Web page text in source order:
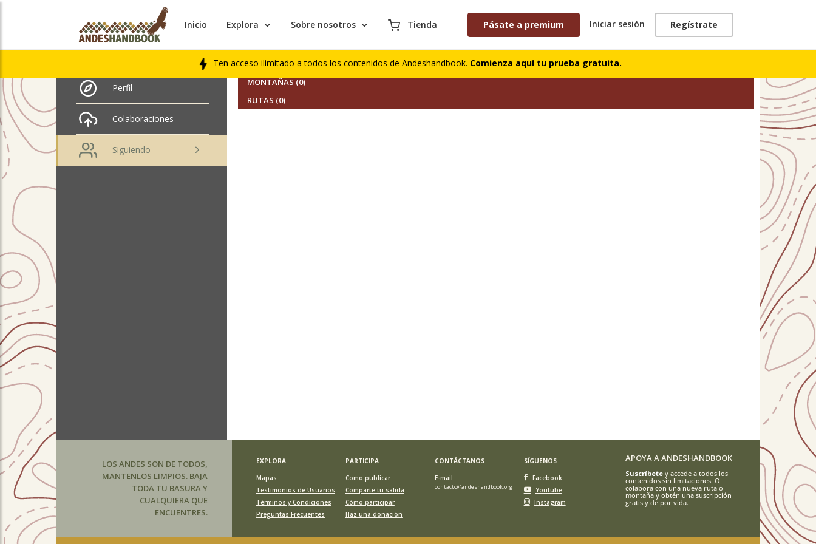
Inicio Explora Sobre nosotros Tienda Pásate a premium Iniciar sesión Regístrate
Ten acceso ilimitado a todos los contenidos de Andeshandbook. Comienza aquí tu prueba gratuita.
José Miguel Valenzuela
Rendic
Perfil
Colaboraciones
Siguiendo
AMIGOS (0)
SEGUIDORES (0)
MONTAÑAS (0)
RUTAS (0)
LOS ANDES SON DE TODOS,
MANTENLOS LIMPIOS. BAJA
TODA TU BASURA Y
CUALQUIERA QUE
ENCUENTRES.
EXPLORA PARTICIPA CONTÁCTANOS
SÍGUENOS
Mapas
Testimonios de Usuarios
Términos y Condiciones
Preguntas Frecuentes
Como publicar
Comparte tu salida
Cómo participar
Haz una donación
E-mail
contacto@andeshandbook.org
Facebook
Youtube
Instagram
APOYA A ANDESHANDBOOK
Suscríbetey accede a todos los
contenidos sin limitaciones. O
colabora con una nueva ruta o
montaña y obtén una suscripción
gratis y de por vida.